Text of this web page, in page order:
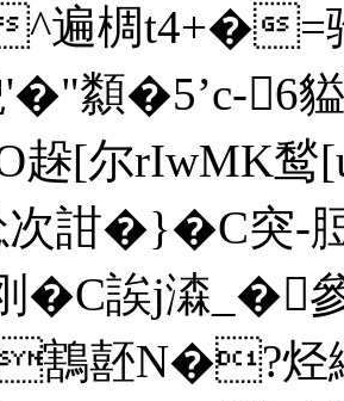
椆t4+�=骓
纇�5’c-6
趓[尔rIwMK
詌�}�C突
刚�C誒j潹
噽N�?烃